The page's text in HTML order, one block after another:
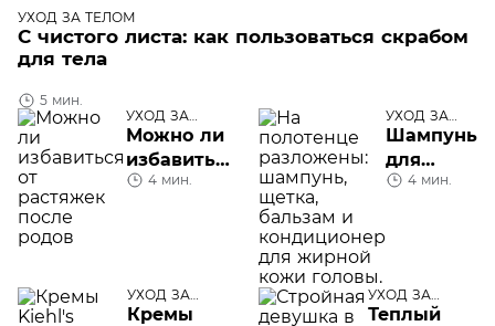
УХОД ЗА ТЕЛОМ
С чистого листа: как пользоваться скрабом
для тела
5 мин.
УХОД ЗА
ТЕЛОМ
Можно ли
избавиться
от 4 мин.
УХОД ЗА
ТЕЛОМ
Шампунь
для
жирной
4 мин.
УХОД ЗА
ТЕЛОМ
Кремы
УХОД ЗА
ТЕЛОМ
Теплый